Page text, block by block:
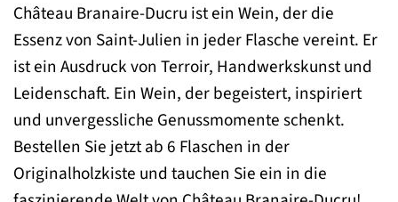
Château Branaire-Ducru ist ein Wein, der die
Essenz von Saint-Julien in jeder Flasche vereint. Er
ist ein Ausdruck von Terroir, Handwerkskunst und
Leidenschaft. Ein Wein, der begeistert, inspiriert
und unvergessliche Genussmomente schenkt.
Bestellen Sie jetzt ab 6 Flaschen in der
Originalholzkiste und tauchen Sie ein in die